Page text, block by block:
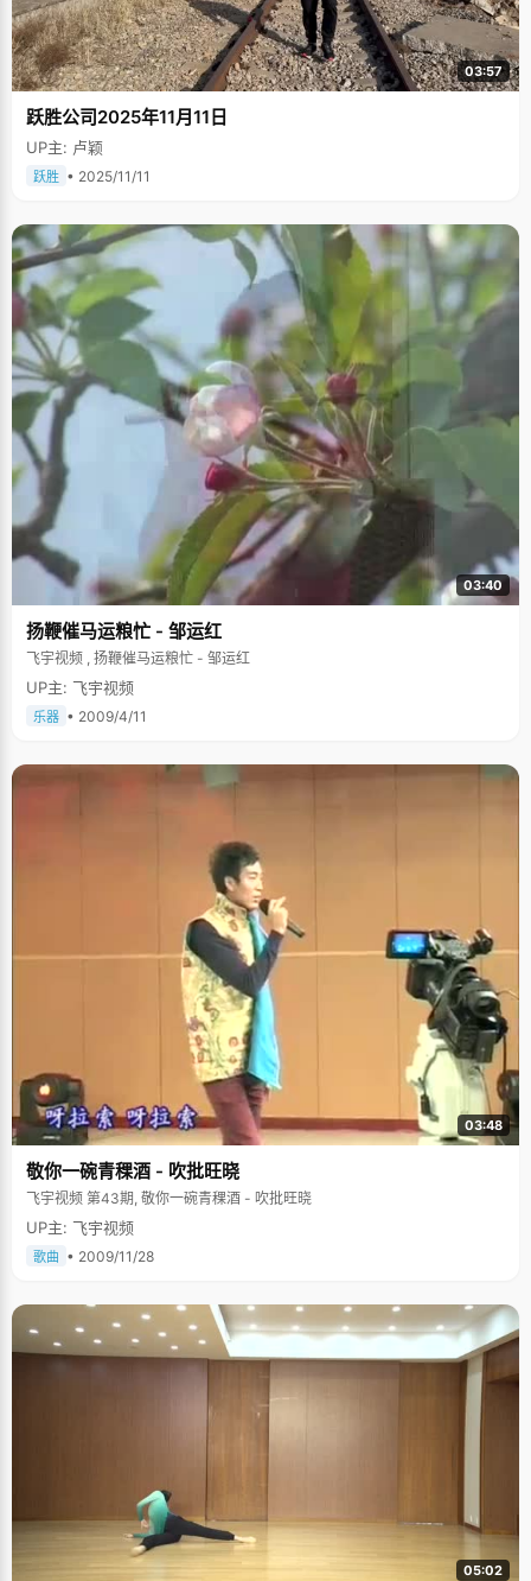
03:57
跃胜公司2025年11月11日
UP主: 卢颖
跃胜 • 2025/11/11
03:40
扬鞭催马运粮忙 - 邹运红
飞宇视频 , 扬鞭催马运粮忙 - 邹运红
UP主: 飞宇视频
乐器 • 2009/4/11
03:48
敬你一碗青稞酒 - 吹批旺晓
飞宇视频 第43期, 敬你一碗青稞酒 - 吹批旺晓
UP主: 飞宇视频
歌曲 • 2009/11/28
05:02